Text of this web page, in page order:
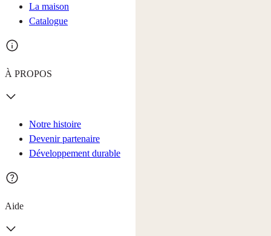
La maison
Catalogue
À PROPOS
Notre histoire
Devenir partenaire
Développement durable
Aide